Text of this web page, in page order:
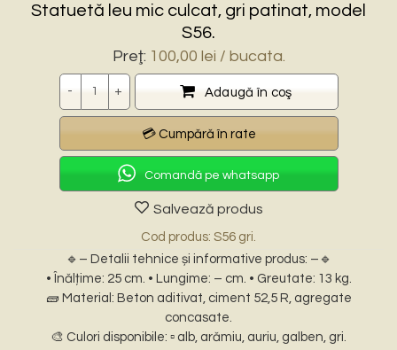
Statuetă leu mic culcat, gri patinat, model
S56.
Preţ: 100,00 lei / bucata.
Adaugă în coş
Comandă pe whatsapp
Salvează produs
Cod produs: S56 gri.
🔹– Detalii tehnice și informative produs: –🔹
• Înălțime: 25 cm. • Lungime: – cm. • Greutate: 13 kg.
🧱 Material: Beton aditivat, ciment 52,5 R, agregate
concasate.
🎨 Culori disponibile: ▫️ alb, arămiu, auriu, galben, gri.